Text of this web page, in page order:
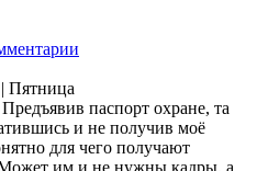
Пятница
паспорт охране, та
и не получив моё
для чего получают
им и не нужны кадры, а